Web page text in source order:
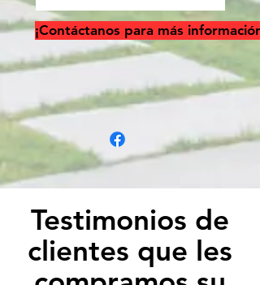
¡Contáctanos para más información!
Testimonios de
clientes que les